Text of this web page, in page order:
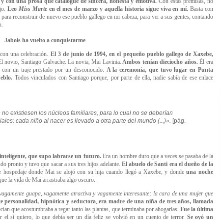
Leo Miss Marteen el mes de marzo y aquella historia sigue viva en mí.Basta con
reconstruir de nuevo ese pueblo gallego en mi cabeza, para ver a sus gentes, contando
Jabois ha vuelto a conquistarme.
una celebración. El 3 de junio de 1994, en el pequeño pueblo gallego de Xaxebe,
novio, Santiago Galvache. La novia, Mai Lavinia. Ambos tenían dieciocho años. Él era
un traje prestado por un desconocido.
A la ceremonia, que tuvo lugar en Punta
Todos vinculados con Santiago porque, por parte de ella, nadie sabía de ese enlace
existiesen los núcleos familiares, para lo cual no se deberían
cada niño al nacer es llevado a otra parte del mundo (...)». [pág.
que supo labrarse un futuro.Era un hombre duro que a veces se pasaba de la
pronto y tuvo que sacar a sus tres hijos adelante.El abuelo de Santi era el dueño de la
hospedaje donde Mai se alojó con su hija cuando llegó a Xaxebe, y dondeuna noche
la vida de Mai arrastraba algo oscuro.
guapa, vagamente atractiva y vagamente interesante; la cara de una mujer que
personalidad, hipnótica y seductora,era madre de una niña de tres años, llamada
que acostumbraba a regar tanto las plantas, que terminaba por ahogarlas. Fue la última
el sí quiero, lo que debía ser un día feliz se volvió en un cuento de terror. Se oyó un